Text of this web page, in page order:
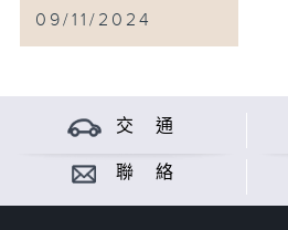
09/11/2024
交 通
聯 絡